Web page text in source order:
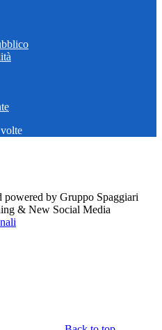
volte
powered by Gruppo Spaggiari
& New Social Media